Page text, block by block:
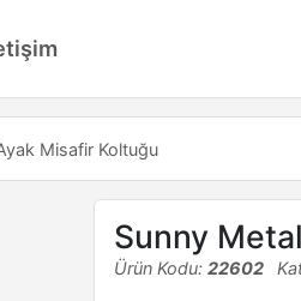
Misafir Koltuğu
Sunny
Ürün Kodu: 22602